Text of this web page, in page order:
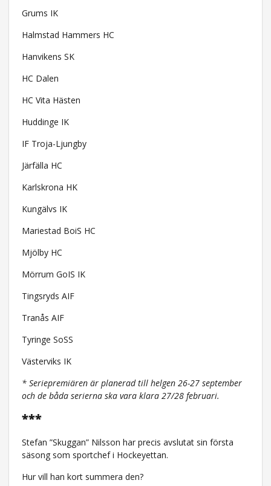
Grums IK
Halmstad Hammers HC
Hanvikens SK
HC Dalen
HC Vita Hästen
Huddinge IK
IF Troja-Ljungby
Järfälla HC
Karlskrona HK
Kungälvs IK
Mariestad BoiS HC
Mjölby HC
Mörrum GoIS IK
Tingsryds AIF
Tranås AIF
Tyringe SoSS
Västerviks IK
* Seriepremiären är planerad till helgen 26-27 september
och de båda serierna ska vara klara 27/28 februari.
***
Stefan ”Skuggan” Nilsson har precis avslutat sin första
säsong som sportchef i Hockeyettan.
Hur vill han kort summera den?